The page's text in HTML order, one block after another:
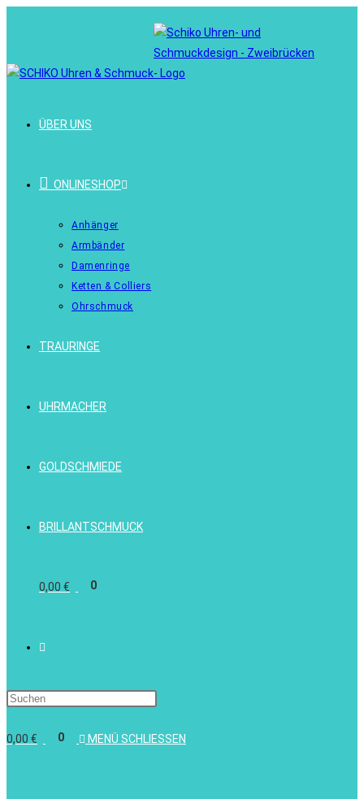
ÜBER UNS
ONLINESHOP
Anhänger
Armbänder
Damenringe
Ketten & Colliers
Ohrschmuck
TRAURINGE
UHRMACHER
GOLDSCHMIEDE
BRILLANTSCHMUCK
0,00 € 0
0,00 € 0 MENÜ SCHLIESSEN